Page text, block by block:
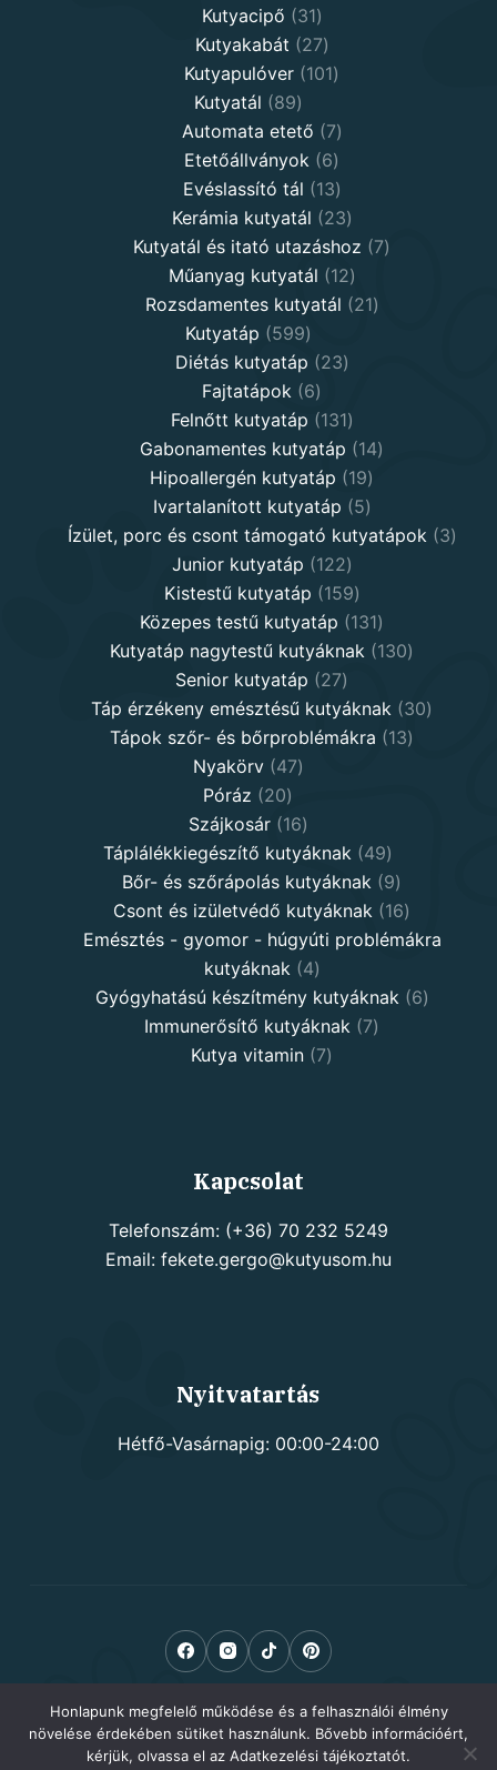
Kutyacipő 3131
products
Kutyakabát 2727
products
Kutyapulóver 101101
Kutyatál 8989
products
Automata etető 77
products
Etetőállványok 66
products
Evéslassító tál 1313
products
Kerámia kutyatál 2323
products
Kutyatál és itató utazáshoz 77
Műanyag kutyatál 1212
products
Rozsdamentes kutyatál 2121
Kutyatáp 599599
products
Diétás kutyatáp 2323
Fajtatápok 66
products
Felnőtt kutyatáp 131131
products
Gabonamentes kutyatáp 1414
Hipoallergén kutyatáp 1919
products
Ivartalanított kutyatáp 55
products
Ízület, porc és csont támogató kutyatápok 33
Junior kutyatáp 122122
products
Kistestű kutyatáp 159159
products
Közepes testű kutyatáp 131131
products
Kutyatáp nagytestű kutyáknak 130130
Senior kutyatáp 2727
products
Táp érzékeny emésztésű kutyáknak 3030
Tápok szőr- és bőrproblémákra 1313
Nyakörv 4747
Póráz 2020
products
Szájkosár 1616
products
Táplálékkiegészítő kutyáknak 4949
products
Bőr- és szőrápolás kutyáknak 99
products
Csont és izületvédő kutyáknak 1616
products
Emésztés - gyomor - húgyúti problémákra
kutyáknak
44
products
Gyógyhatású készítmény kutyáknak 66
Immunerősítő kutyáknak 77
Kutya vitamin 77
Kapcsolat
Telefonszám: (+36) 70 232 5249
Email: fekete.gergo@kutyusom.hu
Nyitvatartás
Hétfő-Vasárnapig: 00:00-24:00
Honlapunk megfelelő működése és a felhasználói élmény
növelése érdekében sütiket használunk. Bővebb információért,
kérjük, olvassa el az Adatkezelési tájékoztatót.